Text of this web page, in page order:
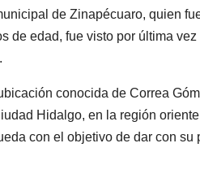
de Zinapécuaro, quien
de edad, fue visto por última
conocida de Correa
Hidalgo, en la región
con el objetivo de dar con